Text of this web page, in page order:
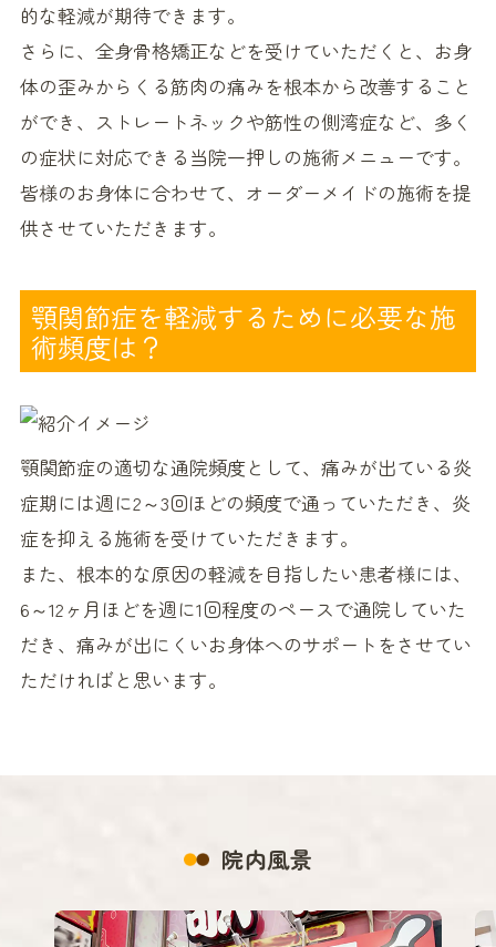
的な軽減が期待できます。
さらに、全身骨格矯正などを受けていただくと、お身
体の歪みからくる筋肉の痛みを根本から改善すること
ができ、ストレートネックや筋性の側湾症など、多く
の症状に対応できる当院一押しの施術メニューです。
皆様のお身体に合わせて、オーダーメイドの施術を提
供させていただきます。
顎関節症を軽減するために必要な施
術頻度は？
顎関節症の適切な通院頻度として、痛みが出ている炎
症期には週に2～3回ほどの頻度で通っていただき、炎
症を抑える施術を受けていただきます。
また、根本的な原因の軽減を目指したい患者様には、
6～12ヶ月ほどを週に1回程度のペースで通院していた
だき、痛みが出にくいお身体へのサポートをさせてい
ただければと思います。
院内風景